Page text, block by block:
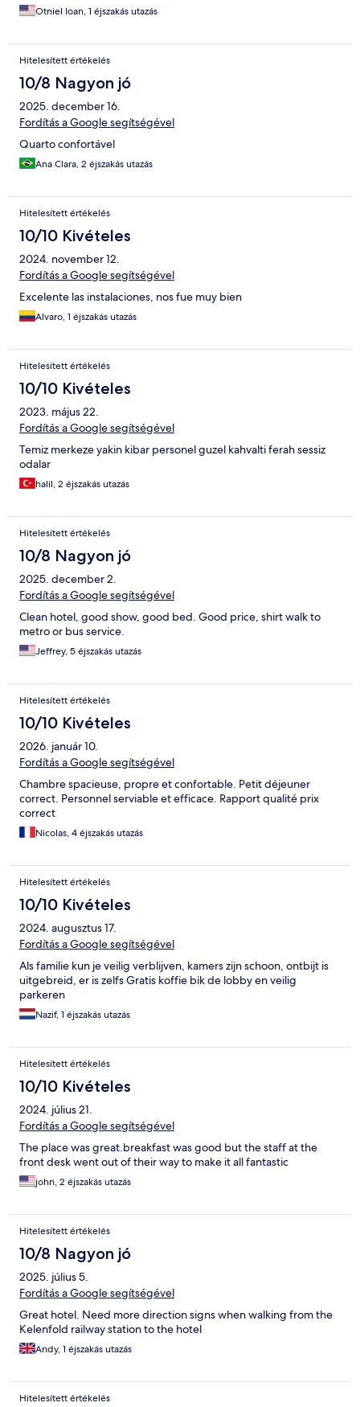
Otniel Ioan, 1 éjszakás utazás
Hitelesített értékelés
10/8 Nagyon jó
2025. december 16.
Fordítás a Google segítségével
Quarto confortável
Ana Clara, 2 éjszakás utazás
Hitelesített értékelés
10/10 Kivételes
2024. november 12.
Fordítás a Google segítségével
Excelente las instalaciones, nos fue muy bien
Alvaro, 1 éjszakás utazás
Hitelesített értékelés
10/10 Kivételes
2023. május 22.
Fordítás a Google segítségével
Temiz merkeze yakin kibar personel guzel kahvalti ferah sessiz
odalar
halil, 2 éjszakás utazás
Hitelesített értékelés
10/8 Nagyon jó
2025. december 2.
Fordítás a Google segítségével
Clean hotel, good show, good bed. Good price, shirt walk to
metro or bus service.
Jeffrey, 5 éjszakás utazás
Hitelesített értékelés
10/10 Kivételes
2026. január 10.
Fordítás a Google segítségével
Chambre spacieuse, propre et confortable. Petit déjeuner
correct. Personnel serviable et efficace. Rapport qualité prix
correct
Nicolas, 4 éjszakás utazás
Hitelesített értékelés
10/10 Kivételes
2024. augusztus 17.
Fordítás a Google segítségével
Als familie kun je veilig verblijven, kamers zijn schoon, ontbijt is
uitgebreid, er is zelfs Gratis koffie bik de lobby en veilig
parkeren
Nazif, 1 éjszakás utazás
Hitelesített értékelés
10/10 Kivételes
2024. július 21.
Fordítás a Google segítségével
The place was great.breakfast was good but the staff at the
front desk went out of their way to make it all fantastic
john, 2 éjszakás utazás
Hitelesített értékelés
10/8 Nagyon jó
2025. július 5.
Fordítás a Google segítségével
Great hotel. Need more direction signs when walking from the
Kelenfold railway station to the hotel
Andy, 1 éjszakás utazás
Hitelesített értékelés